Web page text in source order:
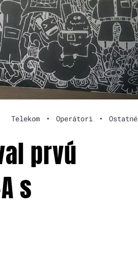
Telekom • Operátori • Ostatné
prvú
s